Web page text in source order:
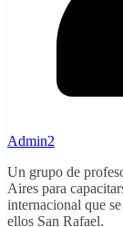
Admin2
Un grupo de
Aires para
internacional que
ellos San Rafael.